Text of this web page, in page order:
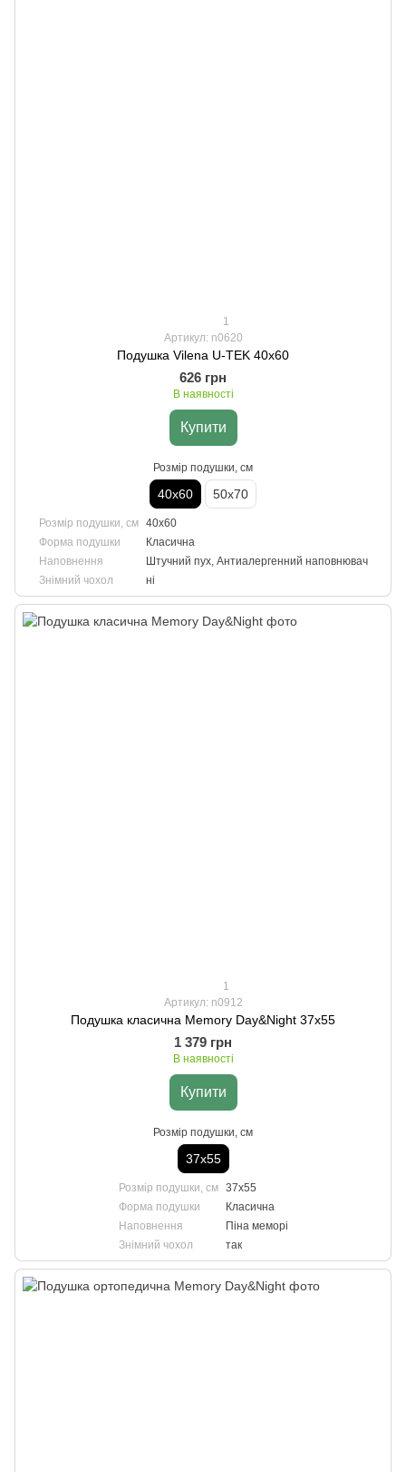
1
Артикул: n0620
Подушка Vilena U-TEK 40х60
626 грн
В наявності
Купити
Розмір подушки, см
40х60 50х70
Розмір подушки, см
40х60
Форма подушки
Класична
Наповнення
Штучний пух, Антиалергенний наповнювач
Знімний чохол
ні
1
Артикул: n0912
Подушка класична Memory Day&Night 37х55
1 379 грн
В наявності
Купити
Розмір подушки, см
37х55
Розмір подушки, см
37х55
Форма подушки
Класична
Наповнення
Піна меморі
Знімний чохол
так